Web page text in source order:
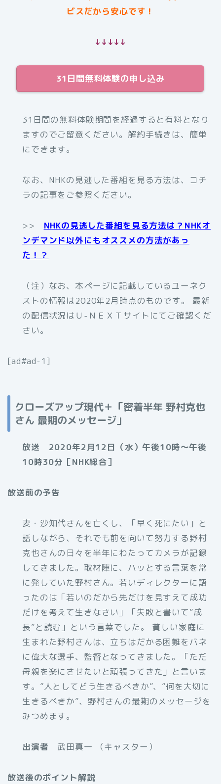
ビスだから安心です！
↓↓↓↓↓
31日間無料体験の申し込み
31日間の無料体験期間を経過すると有料となり
ますのでご留意ください。解約手続きは、簡単
にできます。
なお、NHKの見逃した番組を見る方法は、コチ
ラの記事をご参照ください。
>> NHKの見逃した番組を見る方法は？NHKオ
ンデマンド以外にもオススメの方法があっ
た！？
（注）なお、本ページに記載しているユーネク
ストの情報は2020年2月時点のものです。 最新
の配信状況はＵ-ＮＥＸＴサイトにてご確認くだ
さい。
[ad#ad-1]
クローズアップ現代＋「密着半年 野村克也
さん 最期のメッセージ」
放送 2020年2月12日（水）午後10時～午後
10時30分［NHK総合］
放送前の予告
妻・沙知代さんを亡くし、「早く死にたい」と
話しながら、それでも前を向いて努力する野村
克也さんの日々を半年にわたってカメラが記録
してきました。取材陣に、ハッとする言葉を常
に発していた野村さん。若いディレクターに語
ったのは「若いのだから先だけを見すえて成功
だけを考えて生きなさい」「失敗と書いて”成
長”と読む」という言葉でした。 貧しい家庭に
生まれた野村さんは、立ちはだかる困難をバネ
に偉大な選手、監督となってきました。「ただ
母親を楽にさせたいと頑張ってきた」と言いま
す。”人としてどう生きるべきか”、”何を大切に
生きるべきか”、野村さんの最期のメッセージを
みつめます。
出演者 武田真一 （キャスター）
放送後のポイント解説